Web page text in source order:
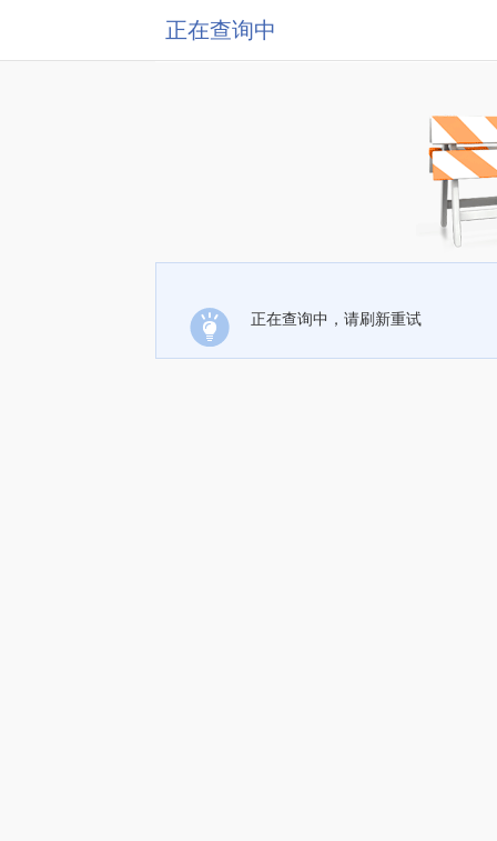
正在查询中
正在查询中，请刷新重试